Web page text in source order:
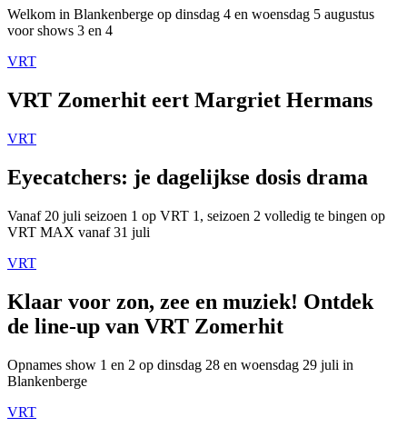
Welkom in Blankenberge op dinsdag 4 en woensdag 5 augustus
voor shows 3 en 4
VRT
VRT Zomerhit eert Margriet Hermans
VRT
Eyecatchers: je dagelijkse dosis drama
Vanaf 20 juli seizoen 1 op VRT 1, seizoen 2 volledig te bingen op
VRT MAX vanaf 31 juli
VRT
Klaar voor zon, zee en muziek! Ontdek
de line-up van VRT Zomerhit
Opnames show 1 en 2 op dinsdag 28 en woensdag 29 juli in
Blankenberge
VRT